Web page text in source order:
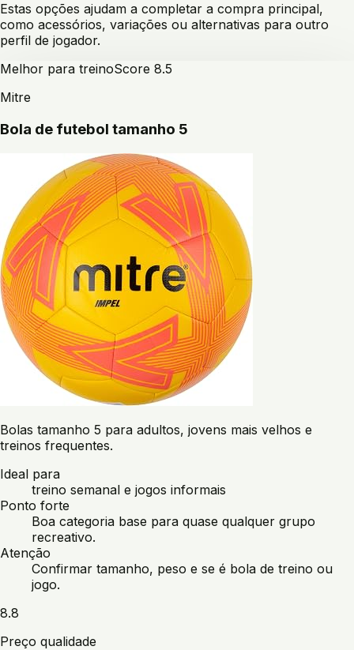
Estas opções ajudam a completar a compra principal,
como acessórios, variações ou alternativas para outro
perfil de jogador.
Melhor para treinoScore 8.5
Mitre
Bola de futebol tamanho 5
Bolas tamanho 5 para adultos, jovens mais velhos e
treinos frequentes.
Ideal para
treino semanal e jogos informais
Ponto forte
Boa categoria base para quase qualquer grupo
recreativo.
Atenção
Confirmar tamanho, peso e se é bola de treino ou
jogo.
8.8
Preço qualidade